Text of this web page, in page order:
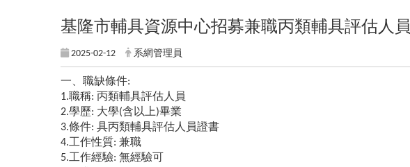
基隆市輔具資源中心招募兼職丙類輔具評估人員
2025-02-12 系網管理員
一、職缺條件:
1.職稱: 丙類輔具評估人員
2.學歷: 大學(含以上)畢業
3.條件: 具丙類輔具評估人員證書
4.工作性質: 兼職
5.工作經驗: 無經驗可